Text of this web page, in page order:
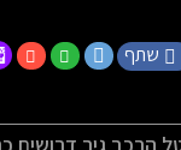
שתף
הרכב גיר דרושים